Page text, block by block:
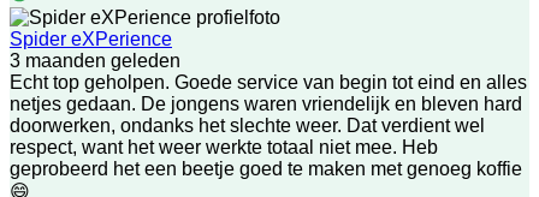
Spider eXPerience
3 maanden geleden
Echt top geholpen. Goede service van begin tot eind en alles
netjes gedaan. De jongens waren vriendelijk en bleven hard
doorwerken, ondanks het slechte weer. Dat verdient wel
respect, want het weer werkte totaal niet mee. Heb
geprobeerd het een beetje goed te maken met genoeg koffie
😄